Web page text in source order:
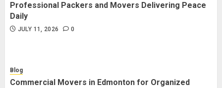
Professional Packers and Movers Delivering Peace
Daily
JULY 11, 2026 0
Blog
Commercial Movers in Edmonton for Organized